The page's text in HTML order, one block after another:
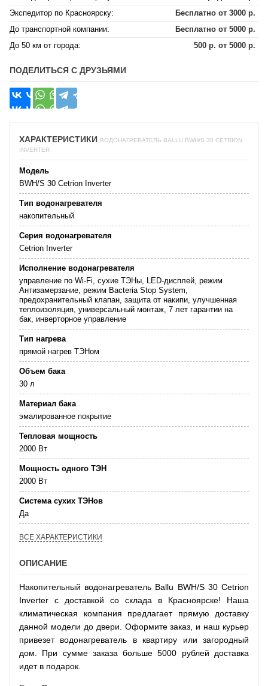
Экспедитор по Красноярску:
Бесплатно от 3000 р.
До транспортной компании:
Бесплатно от 5000 р.
До 50 км от города:
500 р. от 5000 р.
ПОДЕЛИТЬСЯ С ДРУЗЬЯМИ
ХАРАКТЕРИСТИКИ ВОДОНАГРЕВАТЕЛЬ BALLU BWH/S 30 CETRION
INVERTER
Модель
BWH/S 30 Cetrion Inverter
Тип водонагревателя
накопительный
Серия водонагревателя
Cetrion Inverter
Исполнение водонагревателя
управление по Wi-Fi, сухие ТЭНы, LED-дисплей, режим
Антизамерзание, режим Bacteria Stop System,
предохранительный клапан, защита от накипи, улучшенная
теплоизоляция, универсальный монтаж, 7 лет гарантии на
бак, инверторное управление
Тип нагрева
прямой нагрев ТЭНом
Объем бака
30 л
Материал бака
эмалированное покрытие
Тепловая мощность
2000 Вт
Мощность одного ТЭН
2000 Вт
Система сухих ТЭНов
Да
ВСЕ ХАРАКТЕРИСТИКИ
ОПИСАНИЕ
Накопительный водонагреватель Ballu BWH/S 30 Cetrion
Inverter с доставкой со склада в Красноярске! Наша
климатическая компания предлагает прямую доставку
данной модели до двери. Оформите заказ, и наш курьер
привезет водонагреватель в квартиру или загородный
дом. При сумме заказа больше 5000 рублей доставка
идет в подарок.